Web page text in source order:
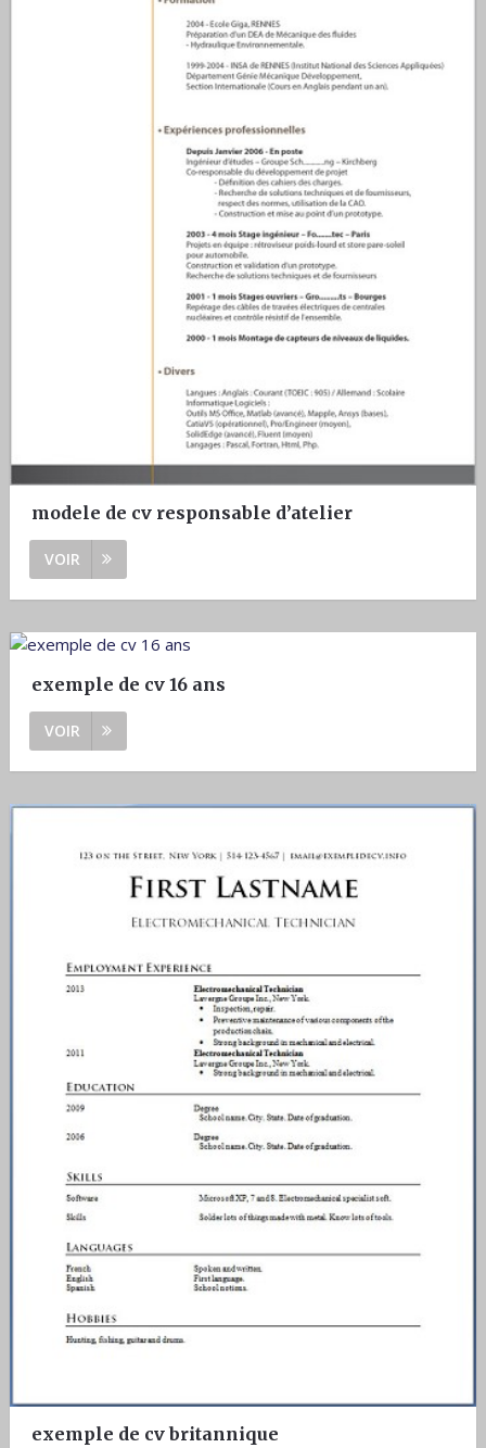
modele de cv responsable d’atelier
VOIR
exemple de cv 16 ans
VOIR
exemple de cv britannique